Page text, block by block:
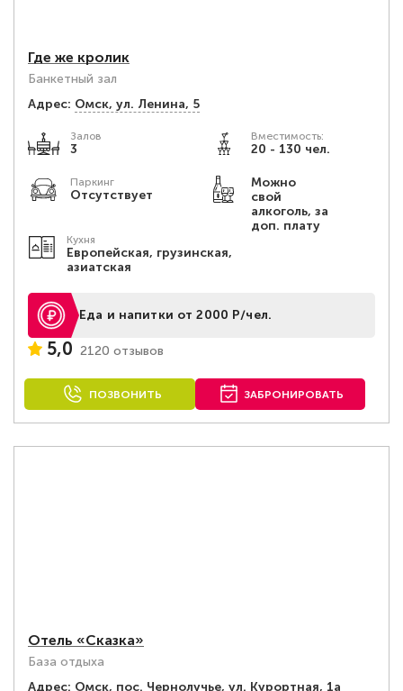
Где же кролик
Банкетный зал
Адрес: Омск, ул. Ленина, 5
Залов
3
Вместимость:
20 - 130 чел.
Паркинг
Отсутствует
Можно
свой
алкоголь, за
доп. плату
Кухня
Европейская, грузинская,
азиатская
Еда и напитки от 2000 Р/чел.
5,0 2120 отзывов
ПОЗВОНИТЬ ЗАБРОНИРОВАТЬ
Отель «Сказка»
База отдыха
Адрес: Омск, пос. Чернолучье, ул. Курортная, 1а